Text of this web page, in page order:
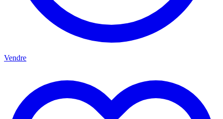
Vendre